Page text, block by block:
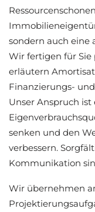
sondern auch eine
Wir fertigen für Sie
erläutern
Finanzierungs-
Unser Anspruch
senken und den
verbessern.
Kommunikation
Wir übernehmen